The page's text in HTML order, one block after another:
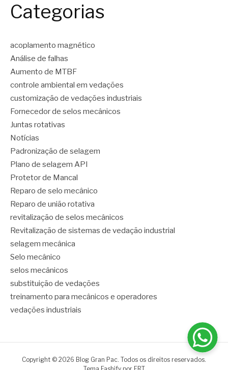
Categorias
acoplamento magnético
Análise de falhas
Aumento de MTBF
controle ambiental em vedações
customização de vedações industriais
Fornecedor de selos mecânicos
Juntas rotativas
Notícias
Padronização de selagem
Plano de selagem API
Protetor de Mancal
Reparo de selo mecânico
Reparo de união rotativa
revitalização de selos mecânicos
Revitalização de sistemas de vedação industrial
selagem mecânica
Selo mecânico
selos mecânicos
substituição de vedações
treinamento para mecânicos e operadores
vedações industriais
Copyright © 2026 Blog Gran Pac. Todos os direitos reservados.